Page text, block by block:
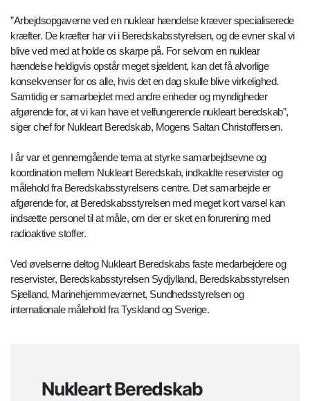
”Arbejdsopgaverne ved en nuklear hændelse kræver specialiserede
kræfter. De kræfter har vi i Beredskabsstyrelsen, og de evner skal vi
blive ved med at holde os skarpe på. For selvom en nuklear
hændelse heldigvis opstår meget sjældent, kan det få alvorlige
konsekvenser for os alle, hvis det en dag skulle blive virkelighed.
Samtidig er samarbejdet med andre enheder og myndigheder
afgørende for, at vi kan have et velfungerende nukleart beredskab”,
siger chef for Nukleart Beredskab, Mogens Saltan Christoffersen.
I år var et gennemgående tema at styrke samarbejdsevne og
koordination mellem Nukleart Beredskab, indkaldte reservister og
målehold fra Beredskabsstyrelsens centre. Det samarbejde er
afgørende for, at Beredskabsstyrelsen med meget kort varsel kan
indsætte personel til at måle, om der er sket en forurening med
radioaktive stoffer.
Ved øvelserne deltog Nukleart Beredskabs faste medarbejdere og
reservister, Beredskabsstyrelsen Sydjylland, Beredskabsstyrelsen
Sjælland, Marinehjemmeværnet, Sundhedsstyrelsen og
internationale målehold fra Tyskland og Sverige.
Nukleart Beredskab